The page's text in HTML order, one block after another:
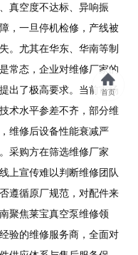
真空度不达标、异响振
，一旦停机检修，产线被
。尤其在华东、华南等制
常态，企业对维修厂家的
出了极高要求。当前市场
术水平参差不齐，部分维
维修后设备性能衰减严
采购方在筛选维修厂家
上宣传难以判断维修团队
遵循原厂规范，对配件来
聚焦莱宝真空泵维修领
验的维修服务商，全面对
首页